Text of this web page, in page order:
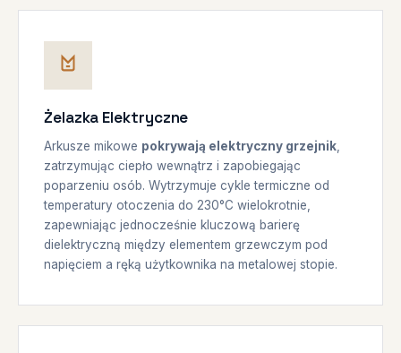
Żelazka Elektryczne
Arkusze mikowe pokrywają elektryczny grzejnik
zatrzymując ciepło wewnątrz i zapobiegając
poparzeniu osób. Wytrzymuje cykle termiczne od
temperatury otoczenia do 230°C wielokrotnie,
zapewniając jednocześnie kluczową barierę
dielektryczną między elementem grzewczym pod
napięciem a ręką użytkownika na metalowej stopie.